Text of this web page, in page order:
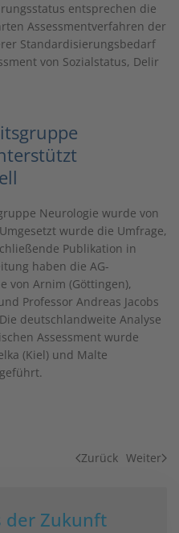
entsprechen die
Assessmentverfahren der
Standardisierungsbedarf
von Sozialstatus, Delir
Neurologie wurde von
wurde die Umfrage,
Publikation in
haben die AG-
von Arnim (Göttingen),
Professor Andreas Jacobs
deutschlandweite Analyse
Assessment wurde
(Kiel) und Malte
Zurück Weiter
der Zukunft